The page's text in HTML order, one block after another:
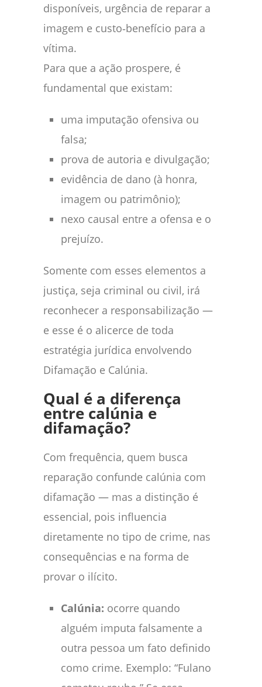
disponíveis, urgência de reparar a
imagem e custo‑benefício para a
vítima.
Para que a ação prospere, é
fundamental que existam:
uma imputação ofensiva ou
falsa;
prova de autoria e divulgação;
evidência de dano (à honra,
imagem ou patrimônio);
nexo causal entre a ofensa e o
prejuízo.
Somente com esses elementos a
justiça, seja criminal ou civil, irá
reconhecer a responsabilização —
e esse é o alicerce de toda
estratégia jurídica envolvendo
Difamação e Calúnia.
Qual é a diferença
entre calúnia e
difamação?
Com frequência, quem busca
reparação confunde calúnia com
difamação — mas a distinção é
essencial, pois influencia
diretamente no tipo de crime, nas
consequências e na forma de
provar o ilícito.
Calúnia: ocorre quando
alguém imputa falsamente a
outra pessoa um fato definido
como crime. Exemplo: “Fulano